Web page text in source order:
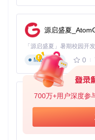
700万+用户深度参
值得注意的是，Vidupe
口意外关闭，已分析的
接恢复工作状态。这一
型扫描任务。
开始使用Vidupe的
初次使用Vidupe时，建
频库上的表现后再进行
前务必通过内置预览功
容。定期清理缓存文件
放存储空间并确保分析
源启盛夏
Markdown
0
py-xiaozhi
Python
0